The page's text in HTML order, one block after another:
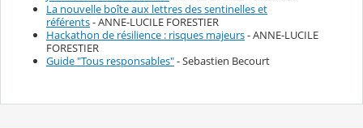
La nouvelle boîte aux lettres des sentinelles et
référents- ANNE-LUCILE FORESTIER
Hackathon de résilience : risques majeurs- ANNE-LUCILE
FORESTIER
Guide "Tous responsables"- Sebastien Becourt